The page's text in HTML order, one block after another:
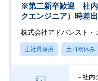
※第二新卒歓迎 社内
クエンジニア）時差
株式会社アドバンスト・
正社員採用 土日祝休み
～社内